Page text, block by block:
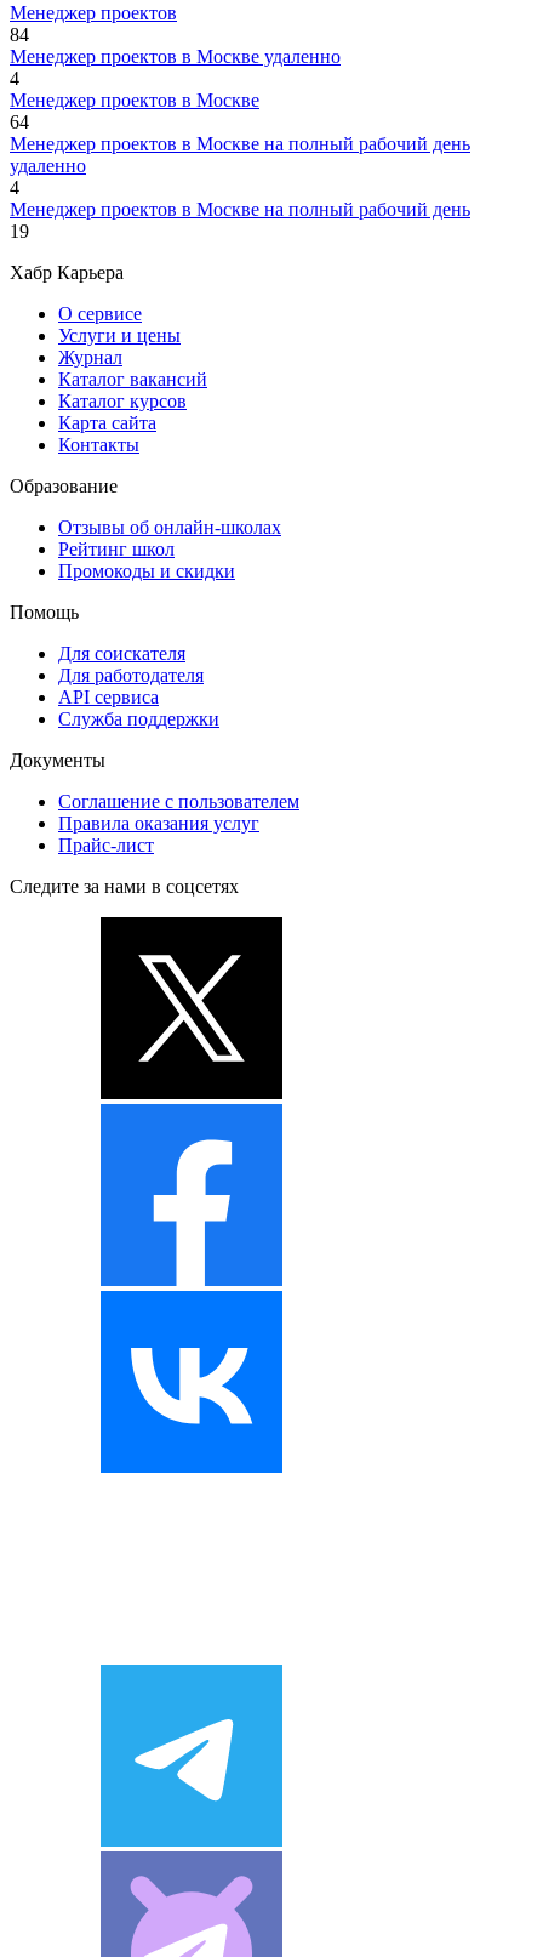
Менеджер проектов
84
Менеджер проектов в Москве удаленно
4
Менеджер проектов в Москве
64
Менеджер проектов в Москве на полный рабочий день
удаленно
4
Менеджер проектов в Москве на полный рабочий день
19
Хабр Карьера
О сервисе
Услуги и цены
Журнал
Каталог вакансий
Каталог курсов
Карта сайта
Контакты
Образование
Отзывы об онлайн-школах
Рейтинг школ
Промокоды и скидки
Помощь
Для соискателя
Для работодателя
API сервиса
Служба поддержки
Документы
Соглашение с пользователем
Правила оказания услуг
Прайс-лист
Следите за нами в соцсетях